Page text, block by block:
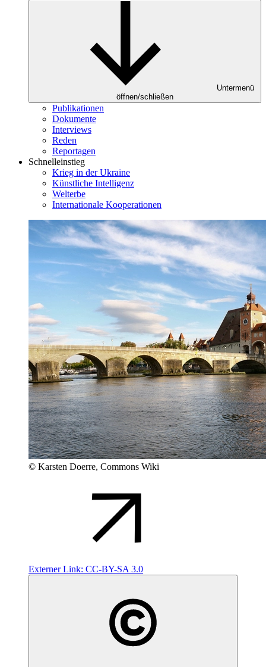
Untermenü
öffnen/schließen
Publikationen
Dokumente
Interviews
Reden
Reportagen
Schnelleinstieg
Krieg in der Ukraine
Künstliche Intelligenz
Welterbe
Internationale Kooperationen
© Karsten Doerre, Commons Wiki
Externer Link: CC-BY-SA 3.0